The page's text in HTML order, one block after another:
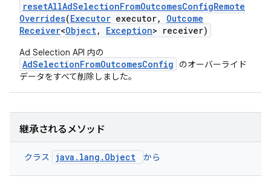
resetAllAdSelectionFromOutcomesConfigRemote
Overrides(Executor executor,
Outcome
Receiver<Object, Exception> receiver)
Ad Selection API 内の
AdSelectionFromOutcomesConfig
のオーバーライド
データをすべて削除しました。
継承されるメソッド
クラス java.lang.Object から